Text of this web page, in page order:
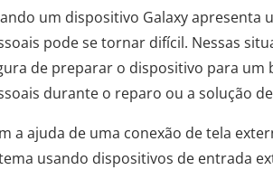
um dispositivo Galaxy apresenta
pode se tornar difícil. Nessas
de preparar o dispositivo para um
durante o reparo ou a solução
a ajuda de uma conexão de tela
usando dispositivos de entrada